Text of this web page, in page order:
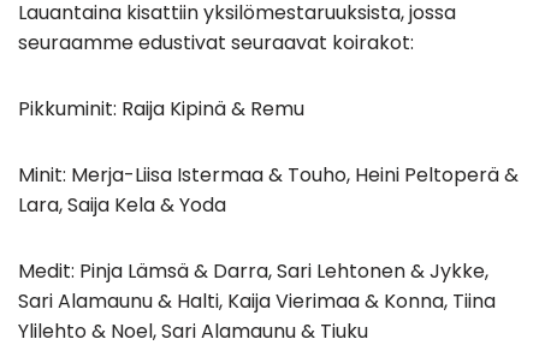
Lauantaina kisattiin yksilömestaruuksista, jossa
seuraamme edustivat seuraavat koirakot:
Pikkuminit: Raija Kipinä & Remu
Minit: Merja-Liisa Istermaa & Touho, Heini Peltoperä &
Lara, Saija Kela & Yoda
Medit: Pinja Lämsä & Darra, Sari Lehtonen & Jykke,
Sari Alamaunu & Halti, Kaija Vierimaa & Konna, Tiina
Ylilehto & Noel, Sari Alamaunu & Tiuku